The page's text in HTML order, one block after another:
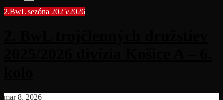
2.BwL sezóna 2025/2026
mar 8, 2026